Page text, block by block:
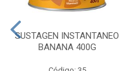
SUSTAGEN INSTANTANEO
BANANA 400G